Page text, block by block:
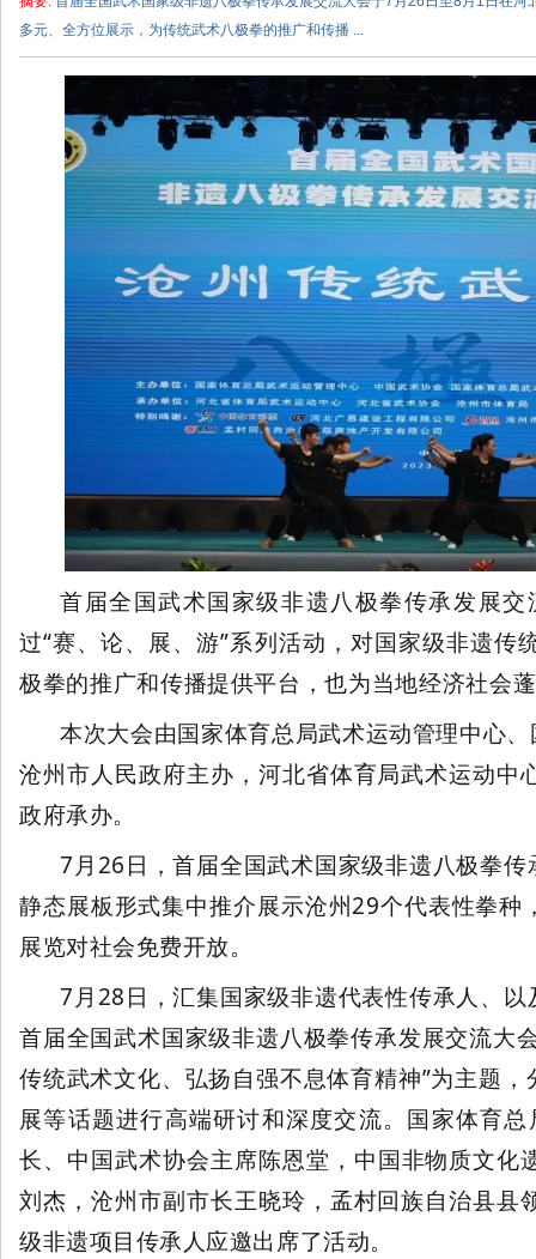
多元、全方位展示，为传统武术八极拳的推广和传播 ...
首届全国武术国家级非遗八极拳传承发展
过“赛、论、展、游”系列活动，对国家级非遗
极拳的推广和传播提供平台，也为当地经济社会
本次大会由国家体育总局武术运动管理中心
沧州市人民政府主办，河北省体育局武术运动
政府承办。
7月26日，首届全国武术国家级非遗八极拳
静态展板形式集中推介展示沧州29个代表性拳
展览对社会免费开放。
7月28日，汇集国家级非遗代表性传承人、
首届全国武术国家级非遗八极拳传承发展交流大
传统武术文化、弘扬自强不息体育精神”为主题
展等话题进行高端研讨和深度交流。国家体育
长、 中国武术协会主席陈恩堂，中国非物质文
刘杰，沧州市副市长王晓玲，孟村回族自治县
级非遗项目传承人应邀出席了活动。